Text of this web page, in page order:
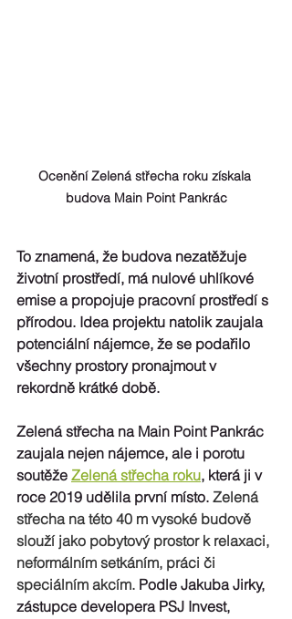
Ocenění Zelená střecha roku získala
budova Main Point Pankrác
To znamená, že budova nezatěžuje
životní prostředí, má nulové uhlíkové
emise a propojuje pracovní prostředí s
přírodou. Idea projektu natolik zaujala
potenciální nájemce, že se podařilo
všechny prostory pronajmout v
rekordně krátké době.
Zelená střecha na Main Point Pankrác
zaujala nejen nájemce, ale i porotu
soutěže Zelená střecha roku, která ji v
roce 2019 udělila první místo. Zelená
střecha na této 40 m vysoké budově
slouží jako pobytový prostor k relaxaci,
neformálním setkáním, práci či
speciálním akcím. Podle Jakuba Jirky,
zástupce developera PSJ Invest,